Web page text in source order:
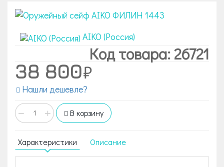
AIKO (Россия)
Код товара: 26721
38 800
Нашли дешевле?
− + В корзину
Характеристики Описание